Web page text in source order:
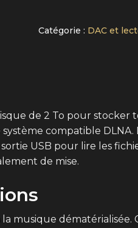
Catégorie : DAC et
de 2 To pour
compatible DLNA.
USB pour lire les
de mise.
musique dématérialisée.